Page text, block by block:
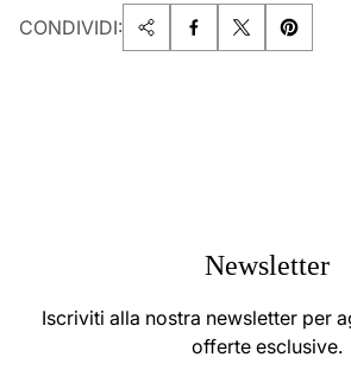
CONDIVIDI:
Newsletter
Iscriviti alla nostra newsletter per
offerte esclusive.